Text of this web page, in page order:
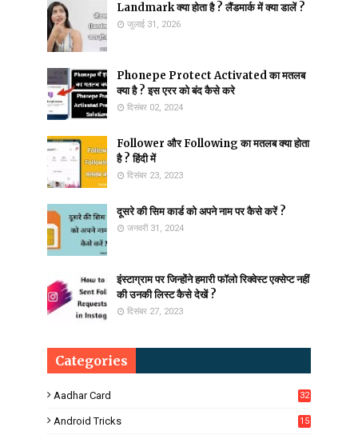
Landmark क्या होता है ? लैंडमार्क में क्या डालें ?
जुलाई 31, 2026
Phonepe Protect Activated का मतलब
क्या है ? इस एरर को बंद कैसे करे
दिसंबर 02, 2024
Follower और Following का मतलब क्या होता
है ? हिंदी में
दिसंबर 23, 2023
दूसरे की सिम कार्ड को अपने नाम पर कैसे करें ?
जनवरी 31, 2024
इंस्टाग्राम पर जिन्होंने हमारी फॉलो रिक्वेस्ट एक्सेप्ट नहीं
की उनकी लिस्ट कैसे देखें ?
दिसंबर 27, 2023
Categories
Aadhar Card 32
Android Tricks
15